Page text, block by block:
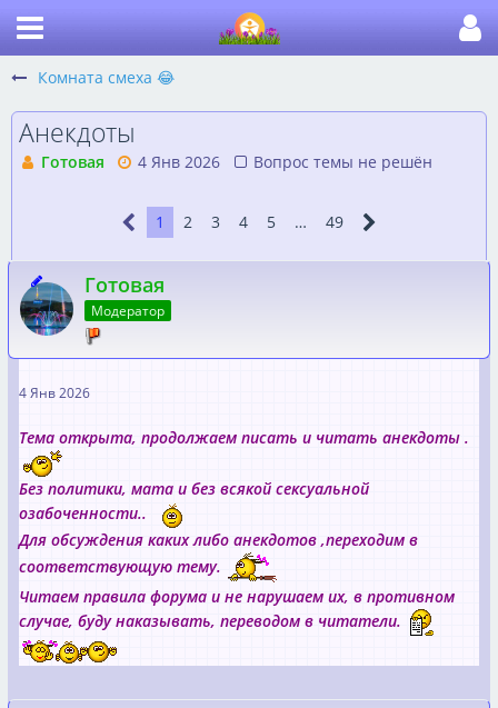
Комната смеха 😂
Анекдоты
Готовая 4 Янв 2026 Вопрос темы не решён
1 2 3 4 5 … 49
Готовая
Модератор
4 Янв 2026
Тема открыта, продолжаем писать и читать анекдоты .
Без политики, мата и без всякой сексуальной
озабоченности..
Для обсуждения каких либо анекдотов ,переходим в
соответствующую тему.
Читаем правила форума и не нарушаем их, в противном
случае, буду наказывать, переводом в читатели.